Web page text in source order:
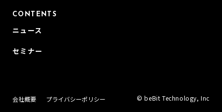
CONTENTS
ニュース
セミナー
会社概要 プライバシーポリシー © beBit Technology, Inc